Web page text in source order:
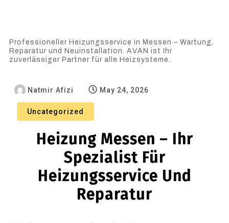
Professioneller Heizungsservice in Messen – Wartung,
Reparatur und Neuinstallation. AVAN ist Ihr
zuverlässiger Partner für alle Heizsysteme.
Natmir Afizi May 24, 2026
Uncategorized
Heizung Messen – Ihr
Spezialist Für
Heizungsservice Und
Reparatur